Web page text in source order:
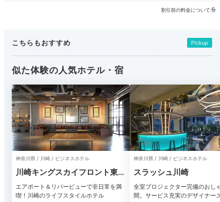
割引前の料金について
こちらもおすすめ Pickup
似た体験の人気ホテル・宿
神奈川県 / 川崎 / ビジネスホテル
川崎キングスカイフロント東急
REIホテル
エアポート＆リバービューで非日常を満
喫！川崎のライフスタイルホテル
神奈川県 / 川崎 / ビジネスホテル
スラッシュ川崎
全室プロジェクター完備のおし
間。サービス充実のデザイナー